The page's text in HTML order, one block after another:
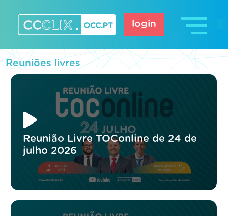
content
login
Reuniões livres
Reunião Livre TOConline de 24 de
julho 2026